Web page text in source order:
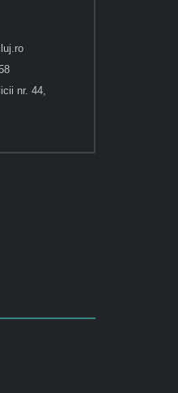
nr. 44,